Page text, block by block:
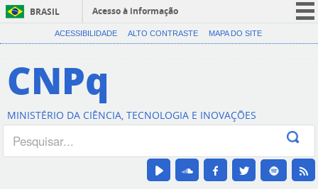
BRASIL
Acesso à informação
CORONAVÍRUS (COVID-19)
Canais
ACESSIBILIDADE ALTO CONTRASTE MAPA DO SITE
CNPq
MINISTÉRIO DA CIÊNCIA, TECNOLOGIA E INOVAÇÕES